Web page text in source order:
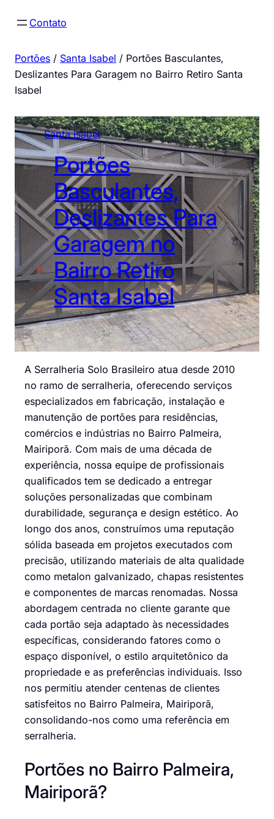
para
conteúdo
Contato
Portões / Santa Isabel / Portões Basculantes,
Deslizantes Para Garagem no Bairro Retiro Santa
Isabel
Santa Isabel
Portões
Basculantes,
Deslizantes Para
Garagem no
Bairro Retiro
Santa Isabel
A Serralheria Solo Brasileiro atua desde 2010
no ramo de serralheria, oferecendo serviços
especializados em fabricação, instalação e
manutenção de portões para residências,
comércios e indústrias no Bairro Palmeira,
Mairiporã. Com mais de uma década de
experiência, nossa equipe de profissionais
qualificados tem se dedicado a entregar
soluções personalizadas que combinam
durabilidade, segurança e design estético. Ao
longo dos anos, construímos uma reputação
sólida baseada em projetos executados com
precisão, utilizando materiais de alta qualidade
como metalon galvanizado, chapas resistentes
e componentes de marcas renomadas. Nossa
abordagem centrada no cliente garante que
cada portão seja adaptado às necessidades
específicas, considerando fatores como o
espaço disponível, o estilo arquitetônico da
propriedade e as preferências individuais. Isso
nos permitiu atender centenas de clientes
satisfeitos no Bairro Palmeira, Mairiporã,
consolidando-nos como uma referência em
serralheria.
Portões no Bairro Palmeira,
Mairiporã?